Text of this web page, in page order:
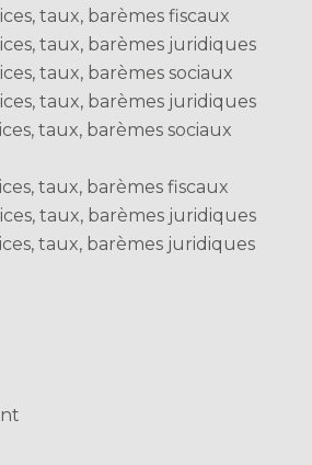
taux, barèmes fiscaux
taux, barèmes juridiques
taux, barèmes sociaux
taux, barèmes juridiques
taux, barèmes sociaux
taux, barèmes fiscaux
taux, barèmes juridiques
taux, barèmes juridiques